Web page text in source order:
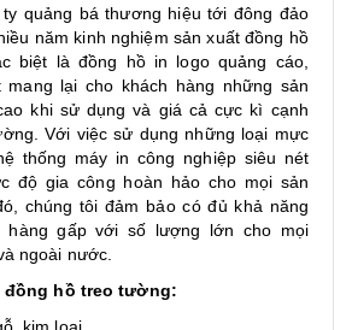
quảng bá thương hiệu tới đông đảo
năm kinh nghiệm sản xuất đồng hồ
biệt là đồng hồ in logo quảng cáo,
mang lại cho khách hàng những sản
khi sử dụng và giá cả cực kì cạnh
Với việc sử dụng những loại mực
thống máy in công nghiệp siêu nét
độ gia công hoàn hảo cho mọi sản
chúng tôi đảm bảo có đủ khả năng
hàng gấp với số lượng lớn cho mọi
ngoài nước.
đồng hồ treo tường: